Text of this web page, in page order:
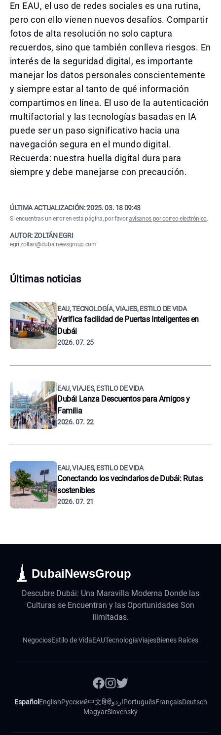
En EAU, el uso de redes sociales es una rutina,
pero con ello vienen nuevos desafíos. Compartir
fotos de alta resolución no solo captura
recuerdos, sino que también conlleva riesgos. En
interés de la seguridad digital, es importante
manejar los datos personales conscientemente
y siempre estar al tanto de qué información
compartimos en línea. El uso de la autenticación
multifactorial y las tecnologías basadas en IA
puede ser un paso significativo hacia una
navegación segura en el mundo digital.
Recuerda: nuestra huella digital dura para
siempre y debe manejarse con precaución.
ÚLTIMA ACTUALIZACIÓN:2025. 03. 18 09:43
Si encuentras un error en esta página, por favoravísanos por correo electrónico.
AUTOR: ZOLTÁN EGRI
egri.zoltan@dubainewsgroup.com
Últimas noticias
EAU, TECNOLOGÍA, VIAJES, ESTILO DE VIDA
Verifica facilidad de Puertas Inteligentes en
Dubái
2026. 07. 25
EAU, VIAJES, ESTILO DE VIDA
Dubái Lanza Descuentos para Amigos y
Familia
2026. 07. 22
EAU, VIAJES, ESTILO DE VIDA
Conectando los vecindarios de Dubái: Rutas
sostenibles
2026. 07. 21
DubaiNewsGroup
Descubre Dubái: Una Maravilla Moderna Donde las
Culturas se Encuentran y las Oportunidades Son
Ilimitadas.
NegociosEstilo de VidaEAUTecnologíaViajesBienes Raíces
Español EnglishРусский中文हिंदीاردوPortuguêsFrançaisDeutsch
MagyarSlovenský